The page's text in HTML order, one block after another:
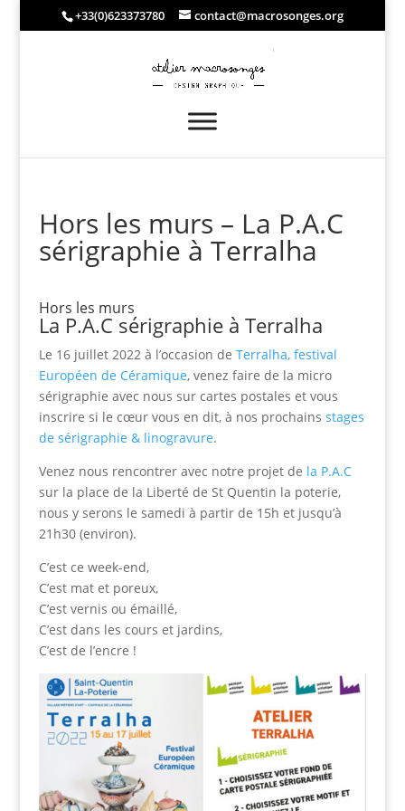
+33(0)623373780 contact@macrosonges.org
Hors les murs – La P.A.C
sérigraphie à Terralha
Hors les murs
La P.A.C sérigraphie à Terralha
Le 16 juillet 2022 à l’occasion de Terralha, festival
Européen de Céramique, venez faire de la micro
sérigraphie avec nous sur cartes postales et vous
inscrire si le cœur vous en dit, à nos prochains stages
de sérigraphie & linogravure.
Venez nous rencontrer avec notre projet de la P.A.C
sur la place de la Liberté de St Quentin la poterie,
nous y serons le samedi à partir de 15h et jusqu’à
21h30 (environ).
C’est ce week-end,
C’est mat et poreux,
C’est vernis ou émaillé,
C’est dans les cours et jardins,
C’est de l’encre !